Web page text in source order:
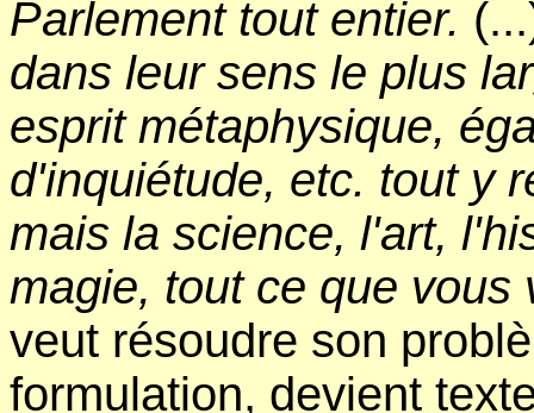
Parlement tout entier.
dans leur sens le plus
esprit métaphysique,
d'inquiétude, etc. tout y
mais la science, l'art,
magie, tout ce que vous
veut résoudre son
formulation, devient